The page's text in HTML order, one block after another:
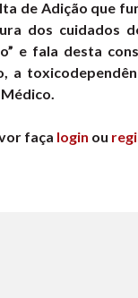
de Adição que
dos cuidados
e fala desta
a
faça login ou